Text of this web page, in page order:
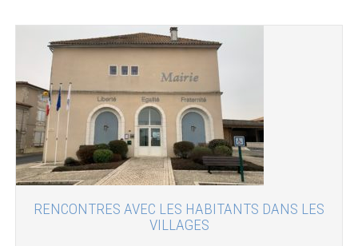
RENCONTRES AVEC LES HABITANTS DANS LES
VILLAGES